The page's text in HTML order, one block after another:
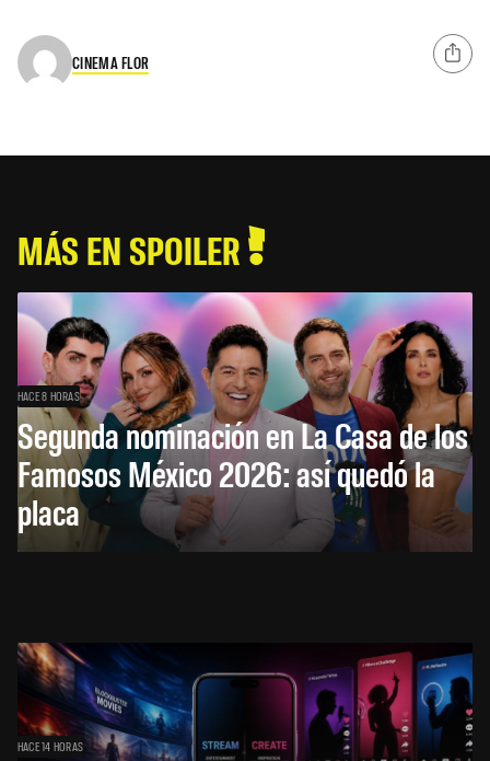
CINEMA FLOR
MÁS EN SPOILER
HACE 8 HORAS
Segunda nominación en La Casa de los
Famosos México 2026: así quedó la
placa
HACE 14 HORAS